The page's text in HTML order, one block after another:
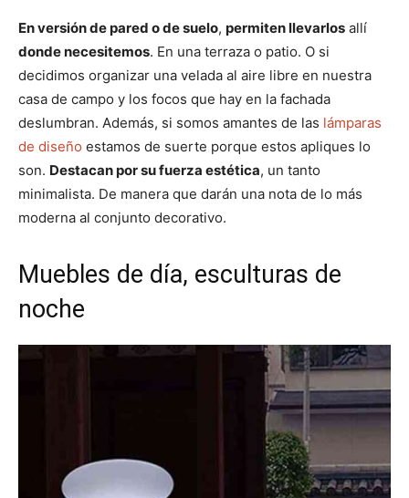
En versión de pared o de suelo, permiten llevarlos allí
donde necesitemos. En una terraza o patio. O si
decidimos organizar una velada al aire libre en nuestra
casa de campo y los focos que hay en la fachada
deslumbran. Además, si somos amantes de las lámparas
de diseño estamos de suerte porque estos apliques lo
son. Destacan por su fuerza estética, un tanto
minimalista. De manera que darán una nota de lo más
moderna al conjunto decorativo.
Muebles de día, esculturas de
noche